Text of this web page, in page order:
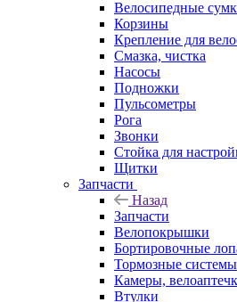
Велосипедные
Корзины
Крепление для
Смазка, чистка
Насосы
Подножки
Пульсометры
Рога
Звонки
Стойка для
Щитки
Запчасти
Назад
Запчасти
Велопокрышки
Бортировочные
Тормозные системы
Камеры,
Втулки